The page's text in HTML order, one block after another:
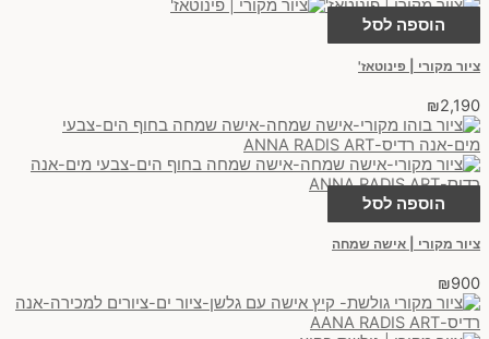
הוספה לסל
ציור מקורי | פינוטאז'
₪2,190
הוספה לסל
ציור מקורי | אישה שמחה
₪900